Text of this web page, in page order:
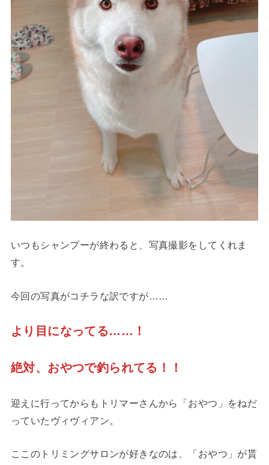
いつもシャンプーが終わると、写真撮影をしてくれま
す。
今回の写真がコチラな訳ですが……
より目になってる……！
絶対、おやつで釣られてる！！
迎えに行ってからもトリマーさんから「おやつ」をねだ
っていたヴィヴィアン。
ここのトリミングサロンが好きなのは、「おやつ」が貰